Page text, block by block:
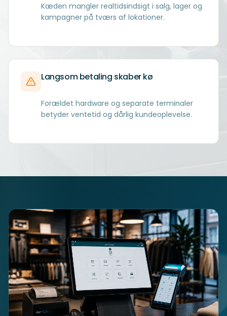
Kæden mangler realtidsindsigt i salg, lager og
kampagner på tværs af lokationer.
Langsom betaling skaber kø
Forældet hardware og separate terminaler
betyder ventetid og dårlig kundeoplevelse.